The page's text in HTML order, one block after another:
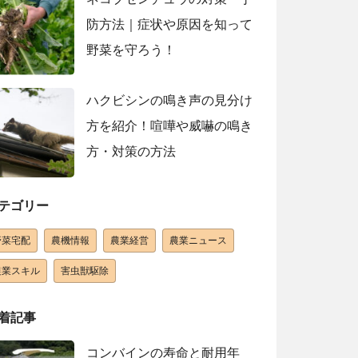
防方法｜症状や原因を知って
野菜を守ろう！
ハクビシンの鳴き声の見分け
方を紹介！喧嘩や威嚇の鳴き
方・対策の方法
ゴリー
宅配 農機情報 農業経営 農業ニュース
スキル 害虫獣駆除
記事
コンバインの寿命と耐用年